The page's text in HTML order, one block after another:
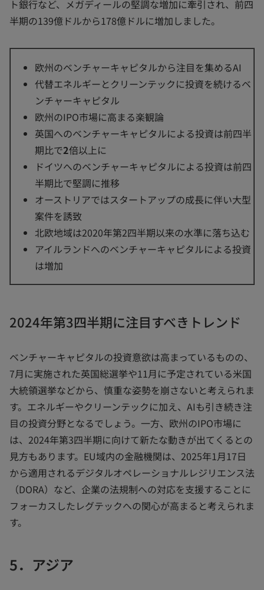
ト銀行など、メガディールの堅調な増加に牽引され、前四
半期の139億ドルから178億ドルに増加しました。
欧州のベンチャーキャピタルから注目を集めるAI
代替エネルギーとクリーンテックに投資を続けるベ
ンチャーキャピタル
欧州のIPO市場に高まる楽観論
英国へのベンチャーキャピタルによる投資は前四半
期比で2倍以上に
ドイツへのベンチャーキャピタルによる投資は前四
半期比で堅調に推移
オーストリアではスタートアップの成長に伴い大型
案件を誘致
北欧地域は2020年第2四半期以来の水準に落ち込む
アイルランドへのベンチャーキャピタルによる投資
は増加
2024年第3四半期に注目すべきトレンド
ベンチャーキャピタルの投資意欲は高まっているものの、
7月に実施された英国総選挙や11月に予定されている米国
大統領選挙などから、慎重な姿勢を崩さないと考えられま
す。エネルギーやクリーンテックに加え、AIも引き続き注
目の投資分野となるでしょう。一方、欧州のIPO市場に
は、2024年第3四半期に向けて新たな動きが出てくるとの
見方もあります。EU域内の金融機関は、2025年1月17日
から適用されるデジタルオペレーショナルレジリエンス法
（DORA）など、企業の法規制への対応を支援することに
フォーカスしたレグテックへの関心が高まると考えられま
す。
5．アジア